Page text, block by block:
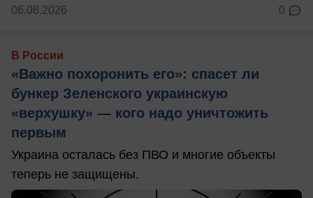
06.08.2026 0
В России
«Важно похоронить его»: спасет ли
бункер Зеленского украинскую
«верхушку» — кого надо уничтожить
первым
Украина осталась без ПВО и многие объекты
теперь не защищены.